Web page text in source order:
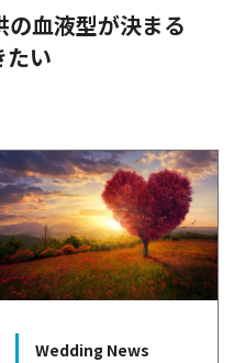
の血液型が決まる
たい
Wedding News